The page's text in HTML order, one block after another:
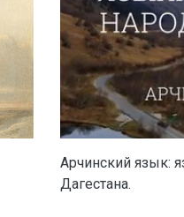
Арчинский язык:
Дагестана.